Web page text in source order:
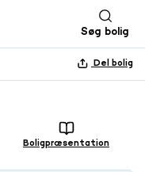
Søg bolig
Del bolig
+ 30 BILLEDER
Boligpræsentation